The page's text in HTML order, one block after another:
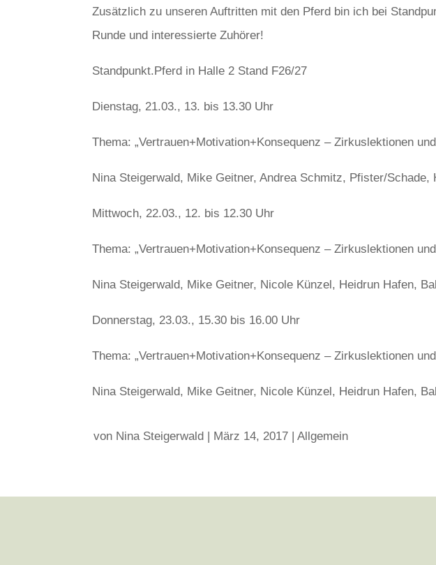
Zusätzlich zu unseren Auftritten mit den Pferd bin ich bei
Runde und interessierte Zuhörer!
Standpunkt.Pferd in Halle 2 Stand F26/27
Dienstag, 21.03., 13. bis 13.30 Uhr
Thema: „Vertrauen+Motivation+Konsequenz – Zirkuslektionen
Nina Steigerwald, Mike Geitner, Andrea Schmitz, Pfister/Schade,
Mittwoch, 22.03., 12. bis 12.30 Uhr
Thema: „Vertrauen+Motivation+Konsequenz – Zirkuslektionen
Nina Steigerwald, Mike Geitner, Nicole Künzel, Heidrun Hafen,
Donnerstag, 23.03., 15.30 bis 16.00 Uhr
Thema: „Vertrauen+Motivation+Konsequenz – Zirkuslektionen
Nina Steigerwald, Mike Geitner, Nicole Künzel, Heidrun Hafen,
von Nina Steigerwald März 14, 2017 |Allgemein